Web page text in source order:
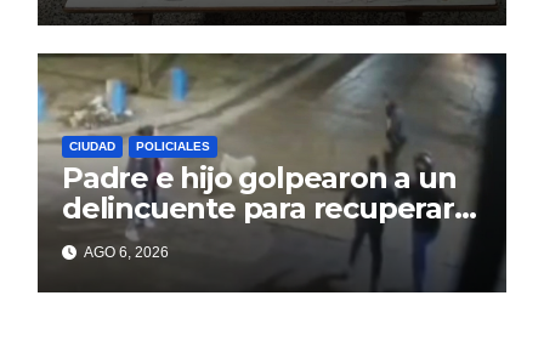
CIUDAD POLICIALES
Padre e hijo golpearon a un
delincuente para recuperar
un celular robado en Berisso
AGO 6, 2026